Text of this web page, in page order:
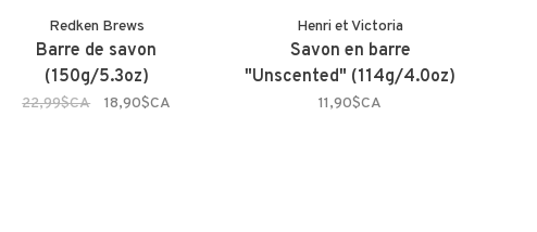
Redken Brews
Barre de savon
(150g/5.3oz)
22,99$CA 18,90$CA
Henri et Victoria
Savon en barre
"Unscented" (114g/4.0oz)
11,90$CA